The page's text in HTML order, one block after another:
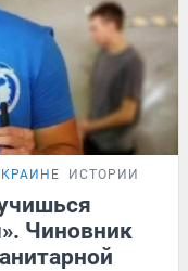
ИСТОРИИ
Чиновник